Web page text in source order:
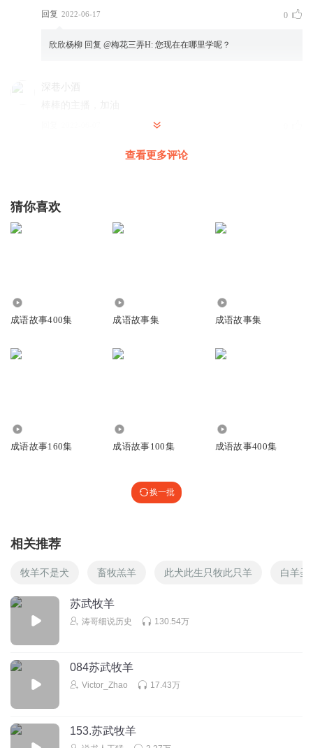
回复 2022-06-17 0
欣欣杨柳 回复 @梅花三弄H: 您现在在哪里学呢？
深巷小酒
深巷小酒: 共同努力，加油哦！
查看更多评论
猜你喜欢
成语故事400集 成语故事集 成语故事集
成语故事160集 成语故事100集 成语故事400集
换一批
相关推荐
牧羊不是犬 畜牧羔羊 此犬此生只牧此只羊 白羊圣
苏武牧羊
涛哥细说历史 130.54万
084苏武牧羊
Victor_Zhao 17.43万
153.苏武牧羊